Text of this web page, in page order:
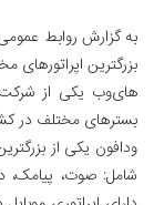
به گزارش روابط
بزرگترین اپراتورهای
های‌وب یکی از
بسترهای مختلف در
ودافون یکی از
شامل: صوت، پیامک،